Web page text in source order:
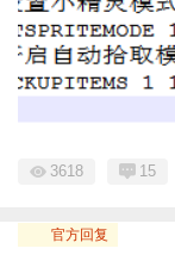
3618 15
官方回复